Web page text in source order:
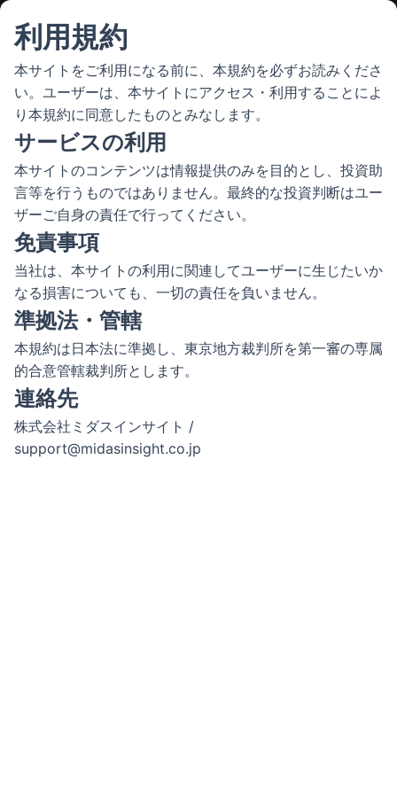
利用規約
本サイトをご利用になる前に、本規約を必ずお読みくださ
い。ユーザーは、本サイトにアクセス・利用することによ
り本規約に同意したものとみなします。
サービスの利用
本サイトのコンテンツは情報提供のみを目的とし、投資助
言等を行うものではありません。最終的な投資判断はユー
ザーご自身の責任で行ってください。
免責事項
当社は、本サイトの利用に関連してユーザーに生じたいか
なる損害についても、一切の責任を負いません。
準拠法・管轄
本規約は日本法に準拠し、東京地方裁判所を第一審の専属
的合意管轄裁判所とします。
連絡先
株式会社ミダスインサイト /
support@midasinsight.co.jp